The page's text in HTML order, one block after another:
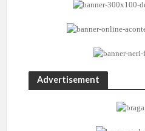
Advertisement